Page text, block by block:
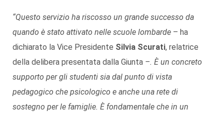
“Questo servizio ha riscosso un grande successo da
quando è stato attivato nelle scuole lombarde – ha
dichiarato la Vice Presidente Silvia Scurati, relatrice
della delibera presentata dalla Giunta –. È un concreto
supporto per gli studenti sia dal punto di vista
pedagogico che psicologico e anche una rete di
sostegno per le famiglie. È fondamentale che in un